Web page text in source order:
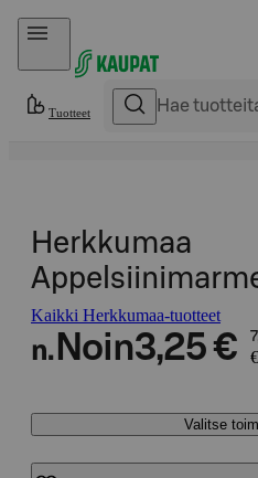
Hyppää sisältöön
Tuotteet
Herkkumaa
Kaikki Herkkumaa-tuotteet
n. Noin3,25 €
Valitse